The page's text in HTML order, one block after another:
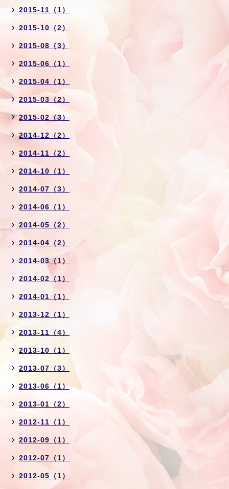
2015-11（1）
2015-10（2）
2015-08（3）
2015-06（1）
2015-04（1）
2015-03（2）
2015-02（3）
2014-12（2）
2014-11（2）
2014-10（1）
2014-07（3）
2014-06（1）
2014-05（2）
2014-04（2）
2014-03（1）
2014-02（1）
2014-01（1）
2013-12（1）
2013-11（4）
2013-10（1）
2013-07（3）
2013-06（1）
2013-01（2）
2012-11（1）
2012-09（1）
2012-07（1）
2012-05（1）